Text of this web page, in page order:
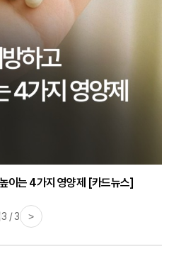
이는 4가지 영양제 [카드뉴스]
3 / 3 >